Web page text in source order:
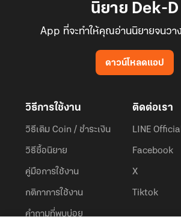
นิยาย Dek-D
App ที่จะทำให้คุณอ่านนิยายจนวา
ดาวน์โหลดแอป
วิธีการใช้งาน
วิธีเติม Coin / ชำระเงิน
วิธีซื้อนิยาย
คู่มือการใช้งาน
กติกาการใช้งาน
คำถามที่พบบ่อย
ติดต่อเรา
LINE
Facebook
X
Tiktok